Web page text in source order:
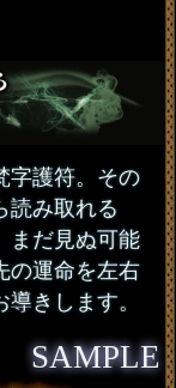
字護符。その
読み取れる
まだ見ぬ可能
の運命を左右
きします。
SAMPLE